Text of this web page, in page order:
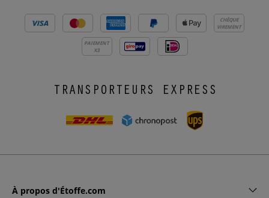
CHÈQUE
VIREMENT
PAIEMENT
X3
TRANSPORTEURS EXPRESS
À propos d'Étoffe.com